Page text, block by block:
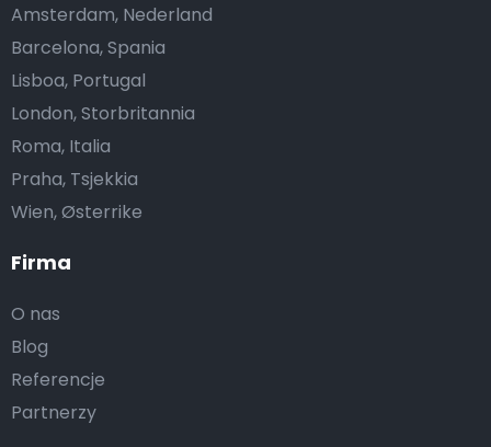
Firma
O nas
Blog
Referencje
Partnerzy
Amsterdam, Nederland
Barcelona, Spania
Lisboa, Portugal
London, Storbritannia
Roma, Italia
Praha, Tsjekkia
Wien, Østerrike